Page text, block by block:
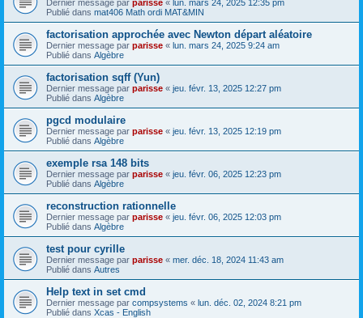
Dernier message par parisse « lun. mars 24, 2025 12:35 pm
Publié dans mat406 Math ordi MAT&MIN
factorisation approchée avec Newton départ aléatoire
Dernier message par parisse « lun. mars 24, 2025 9:24 am
Publié dans Algèbre
factorisation sqff (Yun)
Dernier message par parisse « jeu. févr. 13, 2025 12:27 pm
Publié dans Algèbre
pgcd modulaire
Dernier message par parisse « jeu. févr. 13, 2025 12:19 pm
Publié dans Algèbre
exemple rsa 148 bits
Dernier message par parisse « jeu. févr. 06, 2025 12:23 pm
Publié dans Algèbre
reconstruction rationnelle
Dernier message par parisse « jeu. févr. 06, 2025 12:03 pm
Publié dans Algèbre
test pour cyrille
Dernier message par parisse « mer. déc. 18, 2024 11:43 am
Publié dans Autres
Help text in set cmd
Dernier message par compsystems « lun. déc. 02, 2024 8:21 pm
Publié dans Xcas - English